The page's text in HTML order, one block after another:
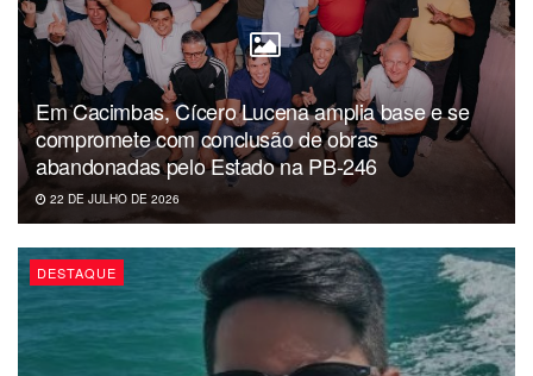
Em Cacimbas, Cícero Lucena amplia base e se
compromete com conclusão de obras
abandonadas pelo Estado na PB-246
22 DE JULHO DE 2026
DESTAQUE